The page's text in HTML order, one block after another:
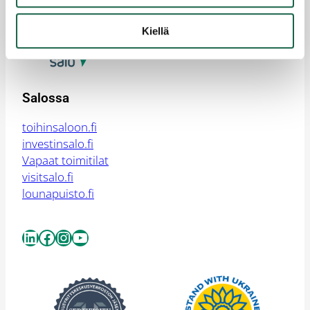
Kiellä
yrityssalo@yrityssalo.fi
Salossa
toihinsaloon.fi
investinsalo.fi
Vapaat toimitilat
visitsalo.fi
lounapuisto.fi
LinkedIn
Facebook
Instagram
YouTube